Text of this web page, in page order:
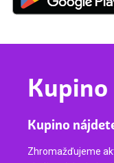
Kupino
Kupino
Zhromažďujeme